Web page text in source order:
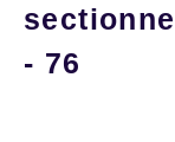
- 76